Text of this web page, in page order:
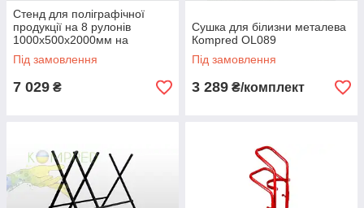
Стенд для поліграфічної
продукції на 8 рулонів
1000х500х2000мм на
колесах Kompred OL934
Під замовлення
7 029 ₴
Сушка для білизни металева
Кompred OL089
Під замовлення
3 289 ₴/комплект